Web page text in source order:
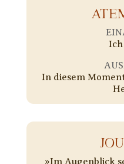
In diesem
»Im Augenblick